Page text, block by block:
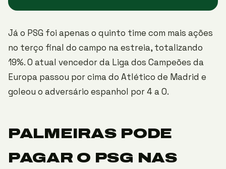
Já o PSG foi apenas o quinto time com mais ações
no terço final do campo na estreia, totalizando
19%. O atual vencedor da Liga dos Campeões da
Europa passou por cima do Atlético de Madrid e
goleou o adversário espanhol por 4 a 0.
PALMEIRAS PODE
PAGAR O PSG NAS